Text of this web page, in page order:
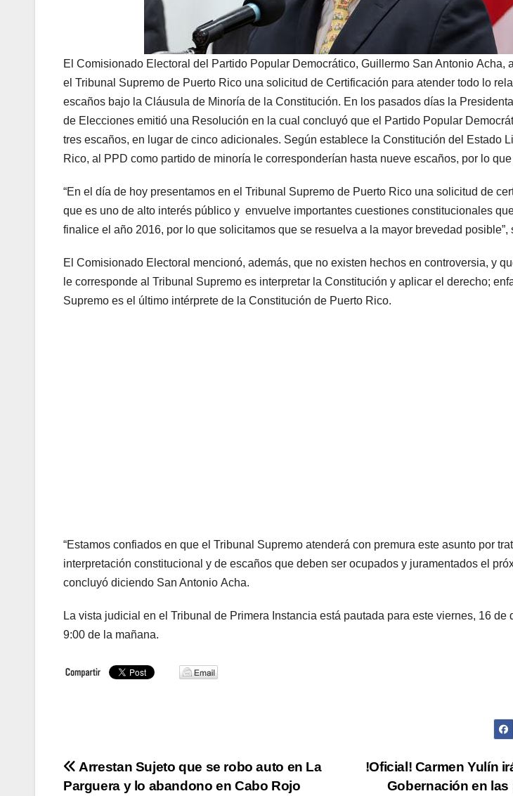
El Comisionado Electoral del Partido Popular Democrático, Guill ermo San Antonio Acha,
el Tribunal Supremo de Puerto Rico una solicitud de Certificación para atender todo lo
escaños bajo la Cláusula de Minoría de la Constitución. En los pasados días la
de Elecciones emitió una Resol ución en la cual concluyó que el Partido Popular
tres escaños, en lugar de cinco adicionales. Según establece la Constitución de l Estado
Rico, al PPD como partido de minoría le corresponderían hasta nueve escaños, por lo
“En el día de hoy presentamos en el Tribunal Supremo de Puerto Rico una solicitud de
que es uno de alto interés público y envuelve importantes cuestiones constitucionales
finalice el año 2016, por lo que solicitamos que se resuelva a la mayor brevedad posible”,
El Comisionado Electoral mencionó, además, que no existen hechos en controversia, y
le corresponde al Tribunal Supremo es interpretar la Constitución y aplicar el derecho;
Supremo es el último intérprete de la Constitución de Puerto Rico.
“Estamos confiados en que el Tribunal Supremo atenderá con premura este asunto por
interpretación constitucional y de escaños que deben ser ocupados y juramentados el
concluyó diciendo San Antonio Acha.
La vista judicial en el Tribunal de Primera Instancia está pautada para este viernes, 16 de
9:00 de la mañana.
Navegación
!Oficial! Carmen Yulín
Gobernación en
Arrestan Sujeto que se robo auto en La
Parguera y lo abandono en Cabo Rojo